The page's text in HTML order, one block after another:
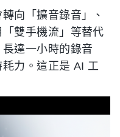
向「擴音錄音」、
「雙手機流」等替代
達一小時的錄音
力。這正是 AI 工